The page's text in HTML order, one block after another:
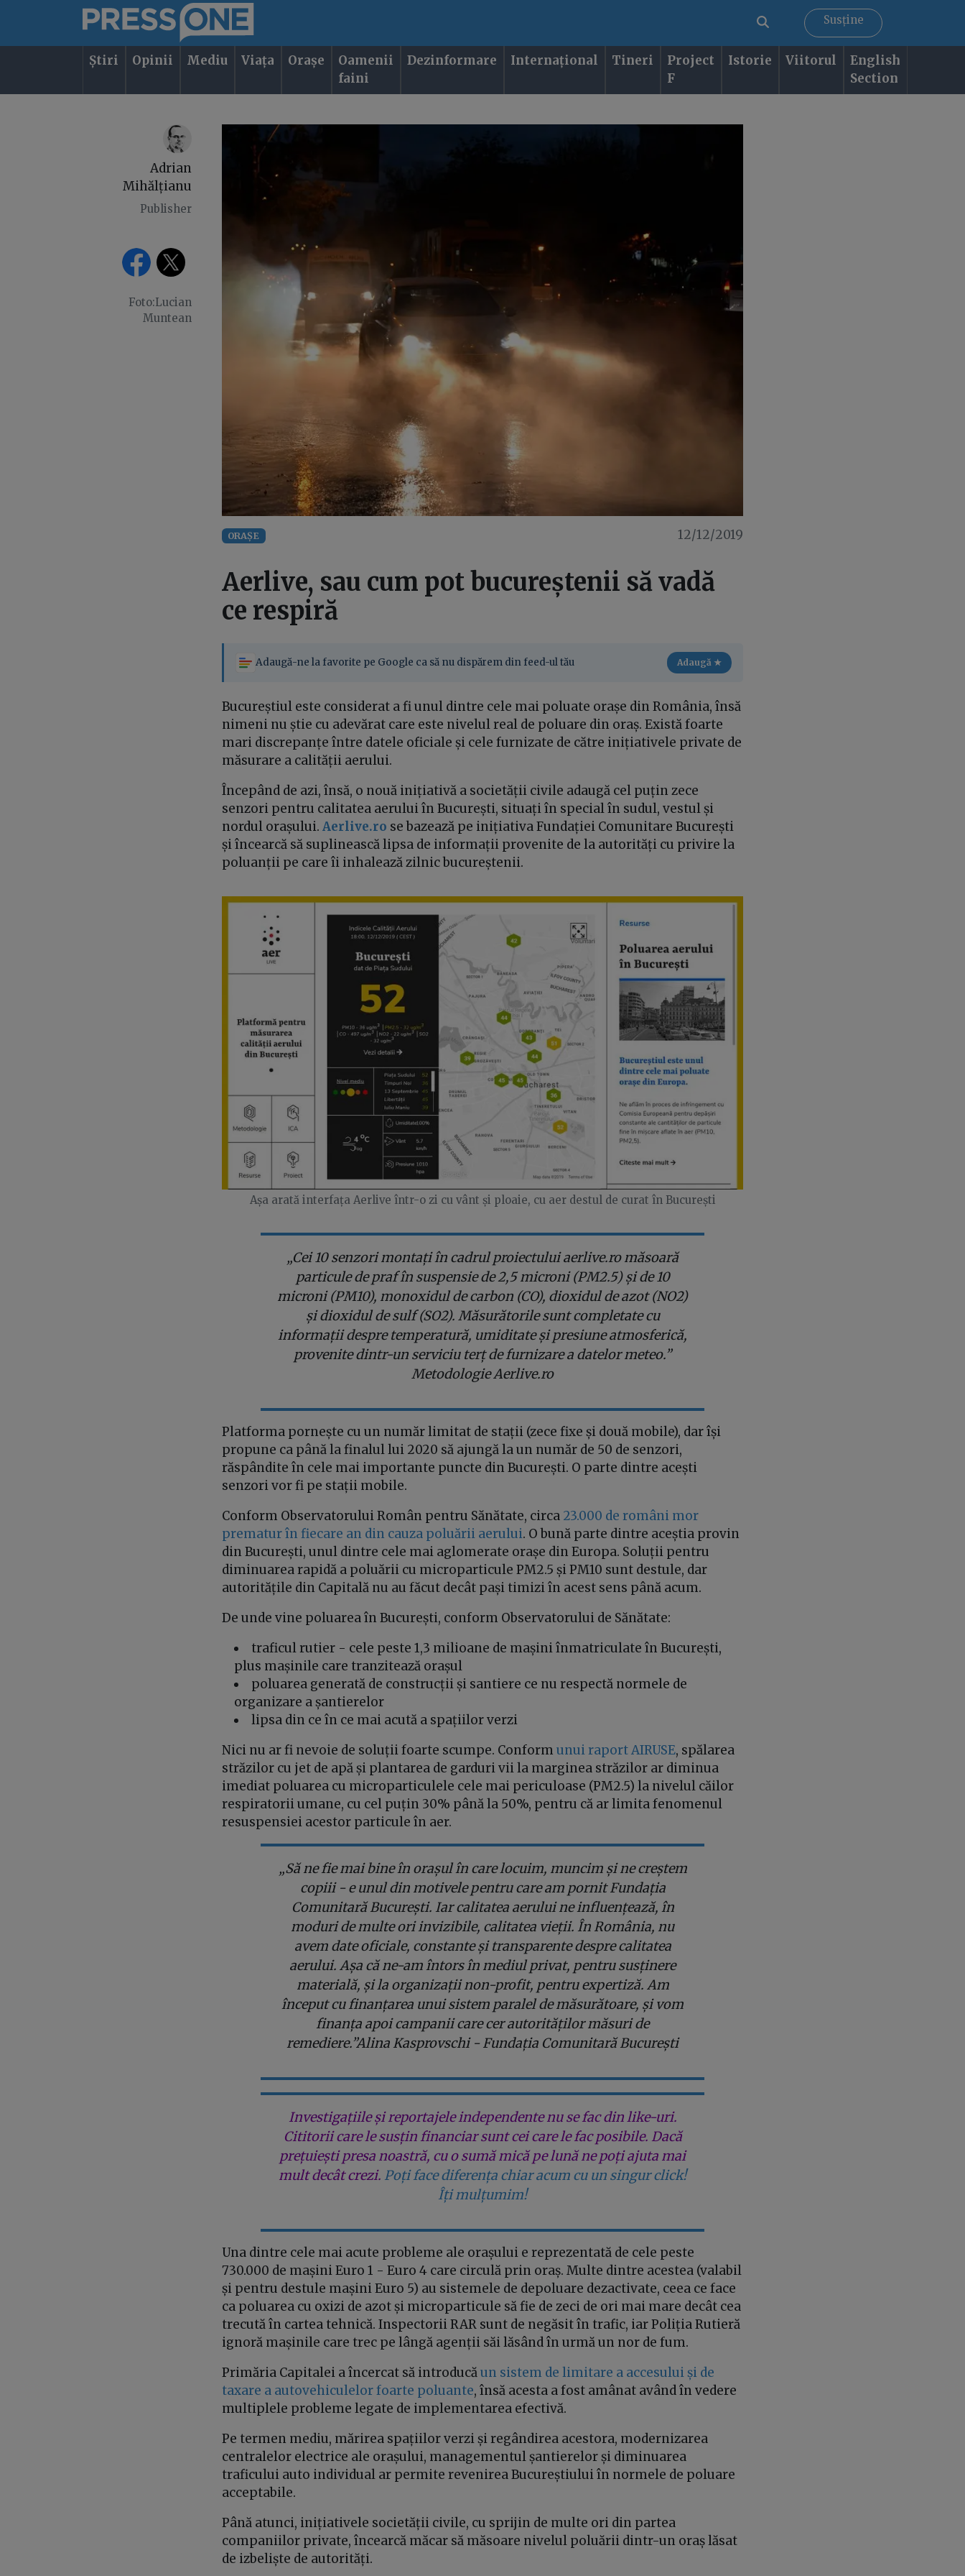
Susține
Știri Opinii Mediu Viața Orașe
Oamenii
faini
Dezinformare Internațional Tineri
Project
F
Istorie Viitorul
English
Section
Adrian
Mihălțianu
Publisher
Foto:Lucian
Muntean
ORAȘE 12/12/2019
Aerlive, sau cum pot bucureștenii să vadă
ce respiră
Adaugă-ne la favorite pe Google ca să nu dispărem din feed-ul tău Adaugă ★
Bucureștiul este considerat a fi unul dintre cele mai poluate orașe din România, însă
nimeni nu știe cu adevărat care este nivelul real de poluare din oraș. Există foarte
mari discrepanțe între datele oficiale și cele furnizate de către inițiativele private de
măsurare a calității aerului.
Începând de azi, însă, o nouă inițiativă a societății civile adaugă cel puțin zece
senzori pentru calitatea aerului în București, situați în special în sudul, vestul și
nordul orașului. Aerlive.ro se bazează pe inițiativa Fundației Comunitare București
și încearcă să suplinească lipsa de informații provenite de la autorități cu privire la
poluanții pe care îi inhalează zilnic bucureștenii.
Așa arată interfața Aerlive într-o zi cu vânt și ploaie, cu aer destul de curat în București
„Cei 10 senzori montați în cadrul proiectului aerlive.ro măsoară
particule de praf în suspensie de 2,5 microni (PM2.5) și de 10
microni (PM10), monoxidul de carbon (CO), dioxidul de azot (NO2)
și dioxidul de sulf (SO2). Măsurătorile sunt completate cu
informații despre temperatură, umiditate și presiune atmosferică,
provenite dintr-un serviciu terț de furnizare a datelor meteo.”
Metodologie Aerlive.ro
Platforma pornește cu un număr limitat de stații (zece fixe și două mobile), dar își
propune ca până la finalul lui 2020 să ajungă la un număr de 50 de senzori,
răspândite în cele mai importante puncte din București. O parte dintre acești
senzori vor fi pe stații mobile.
Conform Observatorului Român pentru Sănătate, circa 23.000 de români mor
prematur în fiecare an din cauza poluării aerului. O bună parte dintre aceștia provin
din București, unul dintre cele mai aglomerate orașe din Europa. Soluții pentru
diminuarea rapidă a poluării cu microparticule PM2.5 și PM10 sunt destule, dar
autoritățile din Capitală nu au făcut decât pași timizi în acest sens până acum.
De unde vine poluarea în București, conform Observatorului de Sănătate:
traficul rutier - cele peste 1,3 milioane de mașini înmatriculate în București,
plus mașinile care tranzitează orașul
poluarea generată de construcții și santiere ce nu respectă normele de
organizare a șantierelor
lipsa din ce în ce mai acută a spațiilor verzi
Nici nu ar fi nevoie de soluții foarte scumpe. Conform unui raport AIRUSE, spălarea
străzilor cu jet de apă și plantarea de garduri vii la marginea străzilor ar diminua
imediat poluarea cu microparticulele cele mai periculoase (PM2.5) la nivelul căilor
respiratorii umane, cu cel puțin 30% până la 50%, pentru că ar limita fenomenul
resuspensiei acestor particule în aer.
„Să ne fie mai bine în orașul în care locuim, muncim și ne creștem
copiii - e unul din motivele pentru care am pornit Fundația
Comunitară București. Iar calitatea aerului ne influențează, în
moduri de multe ori invizibile, calitatea vieții. În România, nu
avem date oficiale, constante și transparente despre calitatea
aerului. Așa că ne-am întors în mediul privat, pentru susținere
materială, și la organizații non-profit, pentru expertiză. Am
început cu finanțarea unui sistem paralel de măsurătoare, și vom
finanța apoi campanii care cer autorităților măsuri de
remediere.”Alina Kasprovschi - Fundația Comunitară București
Investigațiile și reportajele independente nu se fac din like-uri.
Cititorii care le susțin financiar sunt cei care le fac posibile. Dacă
prețuiești presa noastră, cu o sumă mică pe lună ne poți ajuta mai
mult decât crezi. Poți face diferența chiar acum cu un singur click!
Îți mulțumim!
Una dintre cele mai acute probleme ale orașului e reprezentată de cele peste
730.000 de mașini Euro 1 - Euro 4 care circulă prin oraș. Multe dintre acestea (valabil
și pentru destule mașini Euro 5) au sistemele de depoluare dezactivate, ceea ce face
ca poluarea cu oxizi de azot și microparticule să fie de zeci de ori mai mare decât cea
trecută în cartea tehnică. Inspectorii RAR sunt de negăsit în trafic, iar Poliția Rutieră
ignoră mașinile care trec pe lângă agenții săi lăsând în urmă un nor de fum.
Primăria Capitalei a încercat să introducăun sistem de limitare a accesului și de
taxare a autovehiculelor foarte poluante, însă acesta a fost amânat având în vedere
multiplele probleme legate de implementarea efectivă.
Pe termen mediu, mărirea spațiilor verzi și regândirea acestora, modernizarea
centralelor electrice ale orașului, managementul șantierelor și diminuarea
traficului auto individual ar permite revenirea Bucureștiului în normele de poluare
acceptabile.
Până atunci, inițiativele societății civile, cu sprijin de multe ori din partea
companiilor private, încearcă măcar să măsoare nivelul poluării dintr-un oraș lăsat
de izbeliște de autorități.